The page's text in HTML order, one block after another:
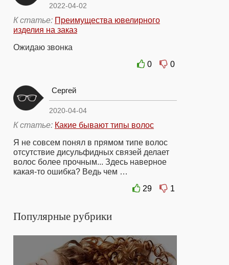
2022-04-02
К статье: Преимущества ювелирного
изделия на заказ
Ожидаю звонка
0
0
Сергей
2020-04-04
К статье: Какие бывают типы волос
Я не совсем понял в прямом типе волос
отсутствие дисульфидных связей делает
волос более прочным... Здесь наверное
какая-то ошибка? Ведь чем …
29
1
Популярные рубрики